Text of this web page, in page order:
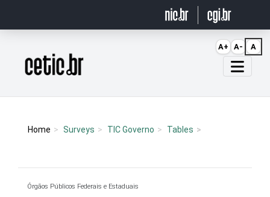
Página inicial
Home Surveys TIC Governo Tables
Órgãos Públicos Federais e Estaduais
A+ A- A